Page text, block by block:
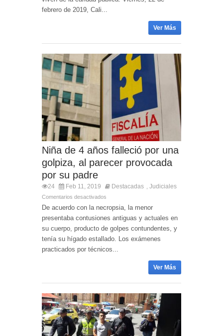
febrero de 2019, Cali...
Ver Más
Niña de 4 años falleció por una
golpiza, al parecer provocada
por su padre
24 Feb 11, 2019 Destacadas Judiciales
Comentarios desactivados
De acuerdo con la necropsia, la menor
presentaba contusiones antiguas y actuales en
su cuerpo, producto de golpes contundentes, y
tenía su hígado estallado. Los exámenes
practicados por técnicos...
Ver Más